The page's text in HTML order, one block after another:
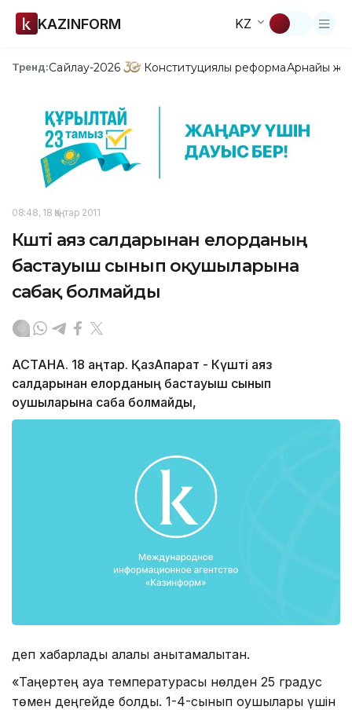
KAZINFORM KZ
Тренд:Сайлау-2026 Конституциялық реформаАрнайы
08:48, 18 Қаңтар 2011
Күшті аяз салдарынан елорданың
бастауыш сынып оқушыларына
сабақ болмайды
АСТАНА. 18 қаңтар. ҚазАқпарат - Күшті аяз
салдарынан елорданың бастауыш сынып
оқушыларына сабақ болмайды,
деп хабарлады қалалық анықтамалықтан.
«Таңертең ауа температурасы нөлден 25 градус
төмен деңгейде болды. 1-4-сынып оқушылары үшін